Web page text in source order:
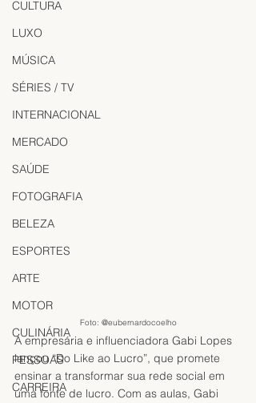
CULTURA
LUXO
MÚSICA
SÉRIES / TV
INTERNACIONAL
MERCADO
SAÚDE
FOTOGRAFIA
BELEZA
ESPORTES
ARTE
MOTOR
CULINÁRIA
PESSOAS
CARREIRA
Foto: @eubernardocoelho
A empresária e influenciadora Gabi Lopes
lançou “Do Like ao Lucro”, que promete
ensinar a transformar sua rede social em
uma fonte de lucro. Com as aulas, Gabi